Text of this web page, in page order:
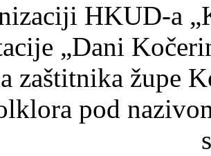
HKUD-a
„Dani
zaštitnika župe
pod